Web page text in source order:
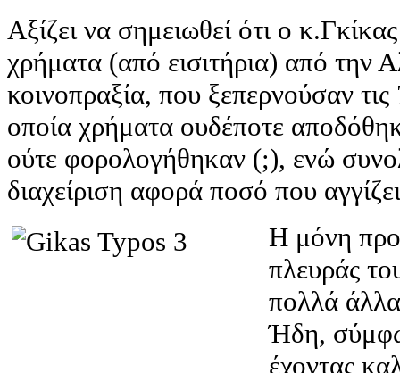
Αξίζει να σημειωθεί ότι ο
χρήματα (από εισιτήρια) από την
κοινοπραξία, που ξεπερνούσαν
οποία χρήματα ουδέποτε
ούτε φορολογήθηκαν (;), ενώ
διαχείριση αφορά ποσό που
Η μόνη
πλευράς
πολλά
Ήδη,
έχοντας